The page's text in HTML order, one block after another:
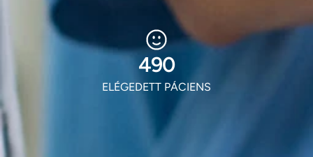
593
ELÉGEDETT PÁCIENS